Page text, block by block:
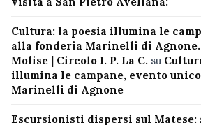
Cultura: la poesia illumina le
alla fonderia Marinelli di Agnone.
Molise | Circolo I. P. La C. su
illumina le campane, evento
Marinelli di Agnone
Escursionisti dispersi sul Matese: